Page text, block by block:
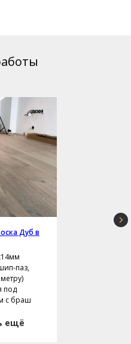
Дуб в
паз,
под
с браш
ещё